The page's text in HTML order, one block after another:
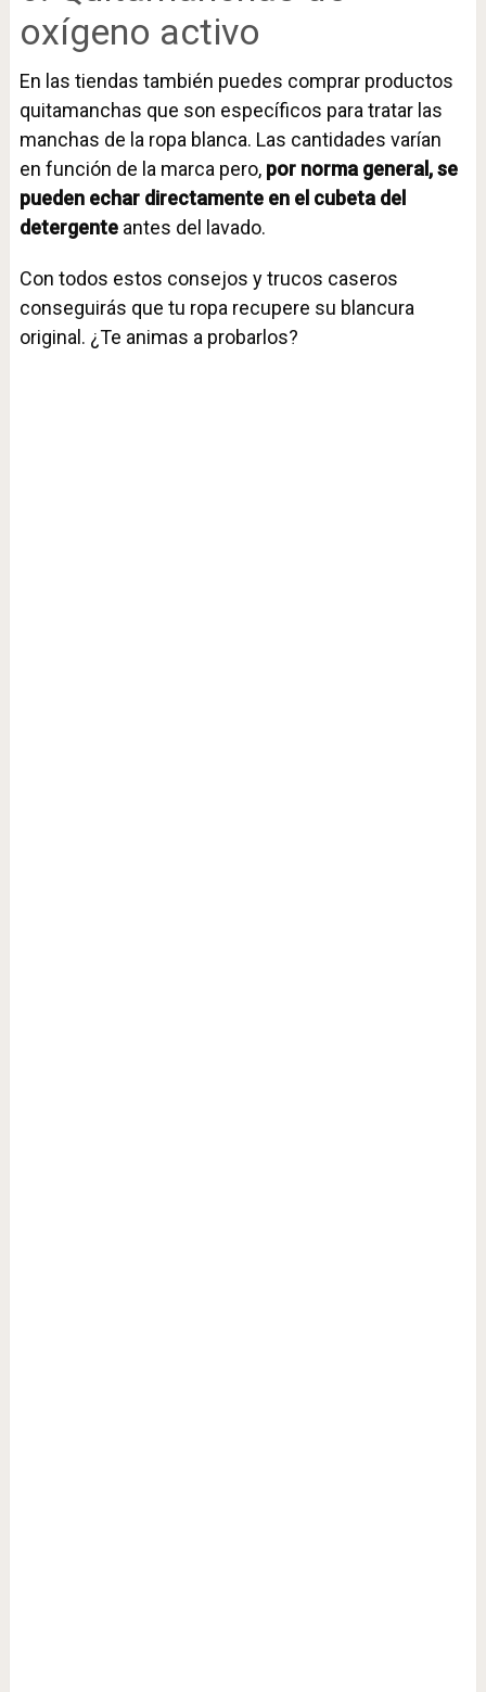
oxígeno activo
En las tiendas también puedes comprar productos
quitamanchas que son específicos para tratar las
manchas de la ropa blanca. Las cantidades varían
en función de la marca pero, por norma general, se
pueden echar directamente en el cubeta del
detergenteantes del lavado.
Con todos estos consejos y trucos caseros
conseguirás que tu ropa recupere su blancura
original. ¿Te animas a probarlos?